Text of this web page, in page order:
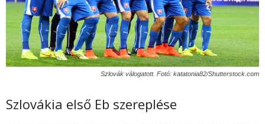
Szlovák válogatott. Fotó: katatonia82/Shutterstock.com
Szlovákia első Eb szereplése